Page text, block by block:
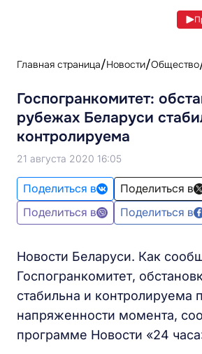
Главная страница Новости Общество
Госпогранкомитет:
рубежах Беларуси
контролируема
21 августа 2020 16:05
Поделиться в
Поделиться в
Поделиться в
Поделиться в
Новости Беларуси. Как
Госпогранкомитет,
стабильна и контролируема
напряженности момента,
программе Новости «24